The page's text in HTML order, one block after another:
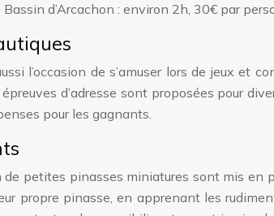
Bassin d’Arcachon : environ 2h, 30€ par
l’occasion de s’amuser lors de jeux et
d’adresse sont proposées pour
pour les gagnants.
petites pinasses miniatures sont mis en
propre pinasse, en apprenant les